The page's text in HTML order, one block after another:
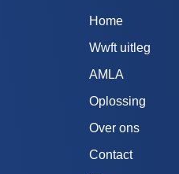
Home
Wwft uitleg
AMLA
Oplossing
Over ons
Contact